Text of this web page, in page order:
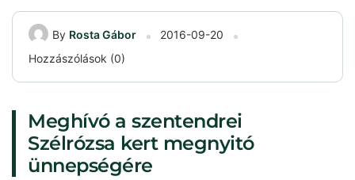
By Rosta Gábor
2016-09-20
Hozzászólások (0)
Meghívó a szentendrei
Szélrózsa kert megnyitó
ünnepségére